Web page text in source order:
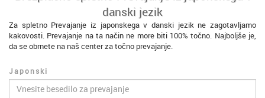
danski jezik
Za spletno Prevajanje iz japonskega v danski jezik ne zagotavljamo
kakovosti. Prevajanje na ta način ne more biti 100% točno. Najboljše je,
da se obrnete na naš center za točno prevajanje.
Japonski